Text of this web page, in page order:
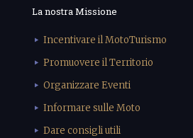
La nostra Missione
Incentivare il MotoTurismo
Promuovere il Territorio
Organizzare Eventi
Informare sulle Moto
Dare consigli utili